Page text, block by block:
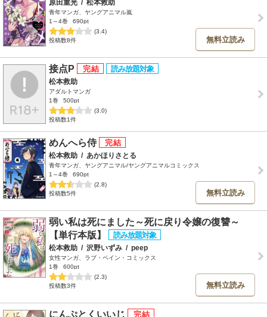
原田重光 / 松本救助
青年マンガ、ヤングアニマル嵐
1～4巻
690pt
(3.4)
投稿数8件
無料立読み
接点P
松本救助
アダルトマンガ
1巻
500pt
(3.0)
投稿数1件
めんへら侍
松本救助 / あかほりさとる
青年マンガ、ヤングアニマル/ヤングアニマルコミックス
1～4巻
690pt
(2.8)
投稿数5件
無料立読み
弱い私は死にました～死に戻り令嬢の復讐～
【単行本版】
松本救助 / 沢野いずみ / peep
女性マンガ、ラブ・ペイン・コミックス
1巻
600pt
(2.3)
投稿数3件
無料立読み
にんぷとくいいじ